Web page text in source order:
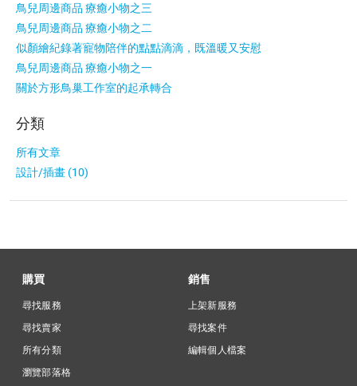
鳥兒周邊商品 療癒小物之三
鳥兒周邊商品 療癒小物之二
似顏繪紀錄著寵物陪伴的點點滴滴，既溫暖又安慰
鳥兒周邊商品 療癒小物之一
關於方形鳥巢工作室的起承轉合
分類
所有文章
設計/插畫 (10)
購買
尋找服務
尋找賣家
所有分類
瀏覽部落格
銷售
上架新服務
尋找案件
編輯個人檔案